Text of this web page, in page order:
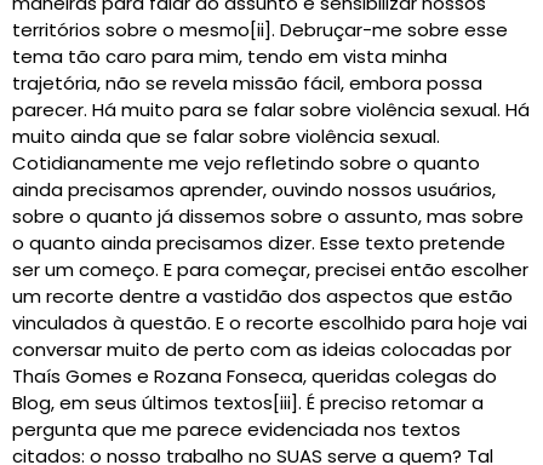
territórios sobre o mesmo[ii]. Debruçar-me sobre esse
tema tão caro para mim, tendo em vista minha
trajetória, não se revela missão fácil, embora possa
parecer. Há muito para se falar sobre violência sexual. Há
muito ainda que se falar sobre violência sexual.
Cotidianamente me vejo refletindo sobre o quanto
ainda precisamos aprender, ouvindo nossos usuários,
sobre o quanto já dissemos sobre o assunto, mas sobre
o quanto ainda precisamos dizer. Esse texto pretende
ser um começo. E para começar, precisei então escolher
um recorte dentre a vastidão dos aspectos que estão
vinculados à questão. E o recorte escolhido para hoje vai
conversar muito de perto com as ideias colocadas por
Thaís Gomes e Rozana Fonseca, queridas colegas do
Blog, em seus últimos textos[iii]. É preciso retomar a
pergunta que me parece evidenciada nos textos
citados: o nosso trabalho no SUAS serve a quem? Tal